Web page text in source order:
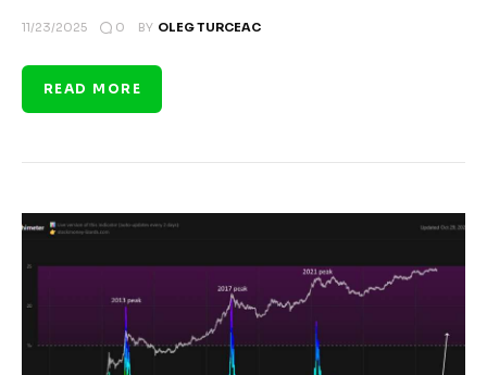
11/23/2025 0 BY OLEG TURCEAC
READ MORE